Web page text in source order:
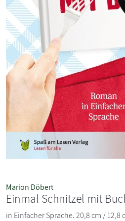
Marion Döbert
Einmal Schnitzel mit
in Einfacher Sprache. 20,8 cm / 12,8